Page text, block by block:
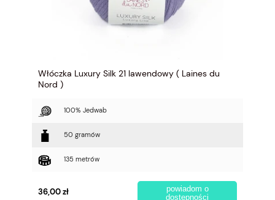
Włóczka Luxury Silk 21 lawendowy ( Laines du
Nord )
100% Jedwab
50 gramów
135 metrów
36,00 zł
powiadom o
dostępności